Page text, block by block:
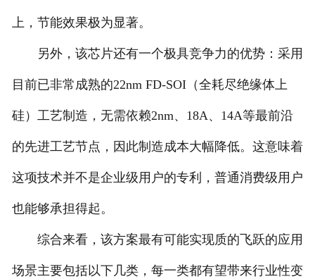
上，节能效果极为显著。
另外，该芯片还有一个极具竞争力的优势：采用
目前已非常成熟的22nm FD-SOI（全耗尽绝缘体上
硅）工艺制造，无需依赖2nm、18A、14A等最前沿
的先进工艺节点，因此制造成本大幅降低。这意味着
这项技术并不是企业级用户的专利，普通消费级用户
也能够承担得起。
综合来看，该方案最有可能实现质的飞跃的应用
场景主要包括以下几类，每一类都有望带来行业性变